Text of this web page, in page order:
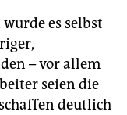
es selbst
– vor allem
seien die
deutlich